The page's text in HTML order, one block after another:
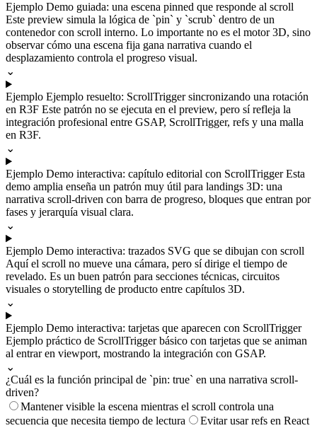
Ejemplo Demo guiada: una escena pinned que responde al scroll
Este preview simula la lógica de `pin` y `scrub` dentro de un
contenedor con scroll interno. Lo importante no es el motor 3D, sino
observar cómo una escena fija gana narrativa cuando el
desplazamiento controla el progreso visual.
⌄
Ejemplo Ejemplo resuelto: ScrollTrigger sincronizando una rotación
en R3F Este patrón no se ejecuta en el preview, pero sí refleja la
integración profesional entre GSAP, ScrollTrigger, refs y una malla
en R3F.
⌄
Ejemplo Demo interactiva: capítulo editorial con ScrollTriggerEsta
demo amplia enseña un patrón muy útil para landings 3D: una
narrativa scroll-driven con barra de progreso, bloques que entran por
fases y jerarquía visual clara.
⌄
Ejemplo Demo interactiva: trazados SVG que se dibujan con scroll
Aquí el scroll no mueve una cámara, pero sí dirige el tiempo de
revelado. Es un buen patrón para secciones técnicas, circuitos
visuales o storytelling de producto entre capítulos 3D.
⌄
Ejemplo Demo interactiva: tarjetas que aparecen con ScrollTrigger
Ejemplo práctico de ScrollTrigger básico con tarjetas que se animan
al entrar en viewport, mostrando la integración con GSAP.
⌄
¿Cuál es la función principal de `pin: true` en una narrativa scroll-
driven?
Mantener visible la escena mientras el scroll controla una
secuencia que necesita tiempo de lectura
Evitar usar refs en React